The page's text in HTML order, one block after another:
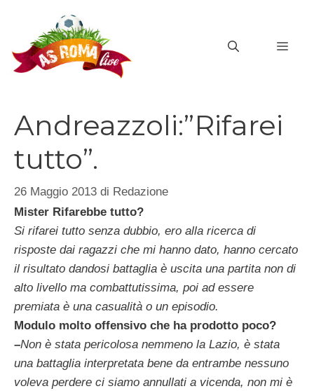
contenuto
Andreazzoli:”Rifarei
tutto”.
26 Maggio 2013 di Redazione
Mister Rifarebbe tutto?
Si rifarei tutto senza dubbio, ero alla ricerca di
risposte dai ragazzi che mi hanno dato, hanno cercato
il risultato dandosi battaglia è uscita una partita non di
alto livello ma combattutissima, poi ad essere
premiata è una casualità o un episodio.
Modulo molto offensivo che ha prodotto poco?
–Non è stata pericolosa nemmeno la Lazio, è stata
una battaglia interpretata bene da entrambe nessuno
voleva perdere ci siamo annullati a vicenda, non mi è